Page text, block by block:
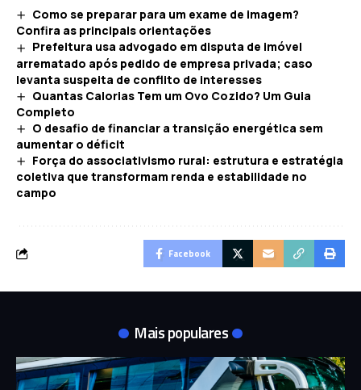
Como se preparar para um exame de imagem?
Confira as principais orientações
Prefeitura usa advogado em disputa de imóvel
arrematado após pedido de empresa privada; caso
levanta suspeita de conflito de interesses
Quantas Calorias Tem um Ovo Cozido? Um Guia
Completo
O desafio de financiar a transição energética sem
aumentar o déficit
Força do associativismo rural: estrutura e estratégia
coletiva que transformam renda e estabilidade no
campo
Facebook
Mais populares